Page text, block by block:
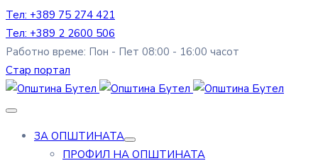
Тел: +389 75 274 421
Тел: +389 2 2600 506
Работно време: Пон - Пет 08:00 - 16:00 часот
Стар портал
ЗА ОПШТИНАТА
ПРОФИЛ НА ОПШТИНАТА